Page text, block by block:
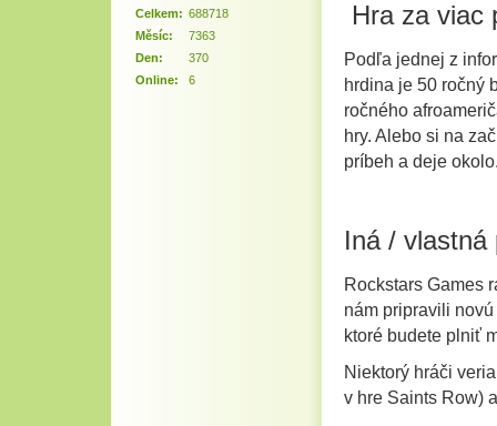
Online: 6
Celkem: 688718
Měsíc:
7363
Den:
370
Hra za viac
Podľa jednej z
hrdina je 50 ročný
ročného
hry. Alebo si na
príbeh a deje
Iná / vlastná
Rockstars Games
nám pripravili
ktoré budete plniť
Niektorý hráči
v hre Saints Row)